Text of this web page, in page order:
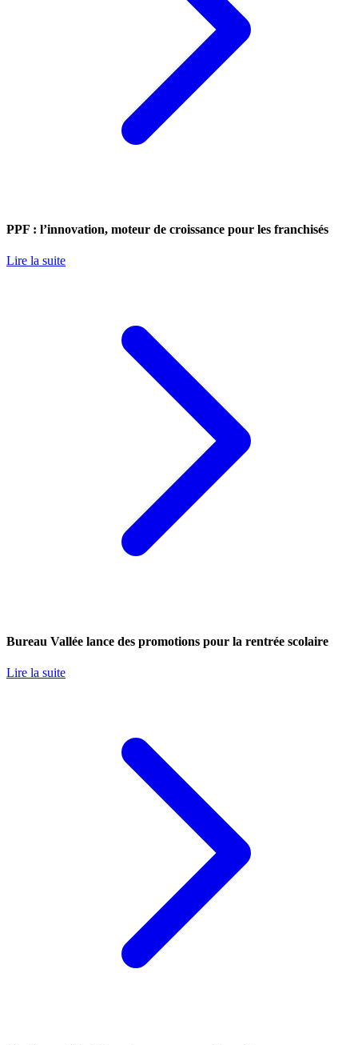
PPF : l’innovation, moteur de croissance pour les franchisés
Lire la suite
Bureau Vallée lance des promotions pour la rentrée scolaire
Lire la suite